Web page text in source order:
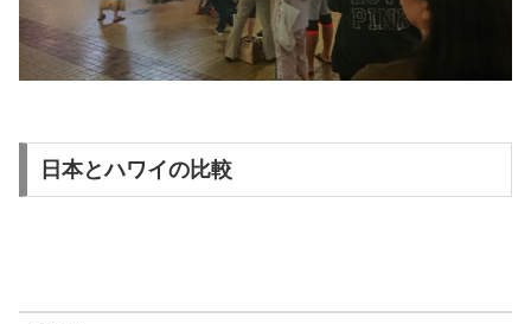
日本とハワイの比較